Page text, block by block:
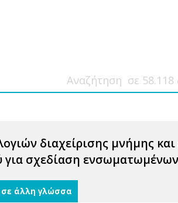
διαχείρισης μνήμης
για σχεδίαση
άλλη γλώσσα